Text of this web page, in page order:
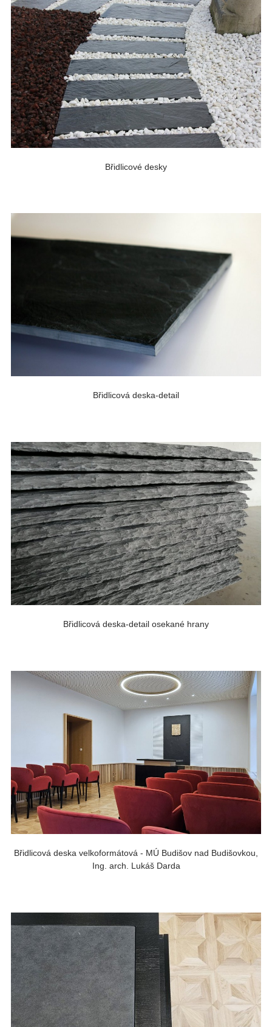
Břidlicové desky
Břidlicová deska-detail
Břidlicová deska-detail osekané hrany
Břidlicová deska velkoformátová - MÚ Budišov nad Budišovkou,
Ing. arch. Lukáš Darda